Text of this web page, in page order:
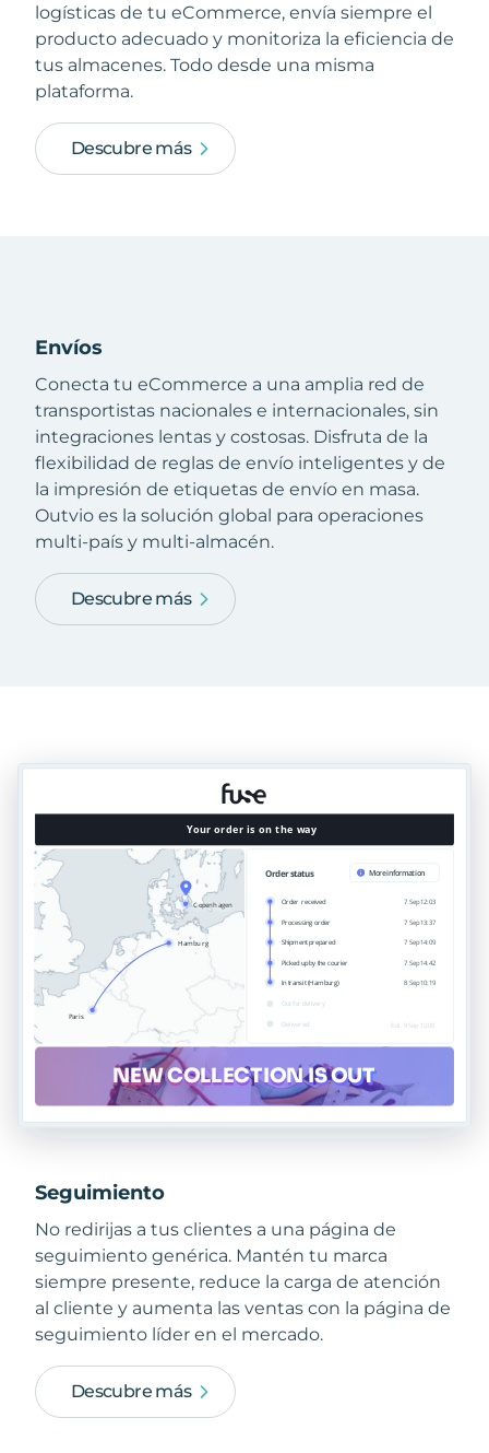
logísticas de tu eCommerce, envía siempre el
producto adecuado y monitoriza la eficiencia de
tus almacenes. Todo desde una misma
plataforma.
Descubre más
Envíos
Conecta tu eCommerce a una amplia red de
transportistas nacionales e internacionales, sin
integraciones lentas y costosas. Disfruta de la
flexibilidad de reglas de envío inteligentes y de
la impresión de etiquetas de envío en masa.
Outvio es la solución global para operaciones
multi-país y multi-almacén.
Descubre más
Seguimiento
No redirijas a tus clientes a una página de
seguimiento genérica. Mantén tu marca
siempre presente, reduce la carga de atención
al cliente y aumenta las ventas con la página de
seguimiento líder en el mercado.
Descubre más